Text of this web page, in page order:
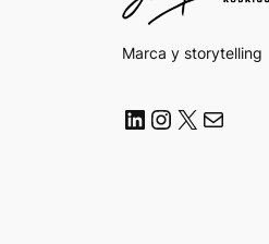
Marca y storytelling
LinkedIn Instagram X Correo electrónico